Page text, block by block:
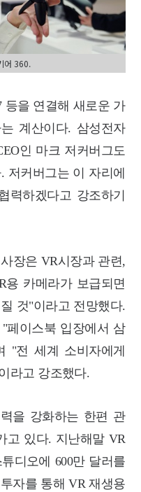
어 360.
등을 연결해 새로운 가
계산이다. 삼성전자
인 마크 저커버그도
저커버그는 이 자리에
력하겠다고 강조하기
장은 VR시장과 관련,
용 카메라가 보급되면
것"이라고 전망했다.
"페이스북 입장에서 삼
"전 세계 소비자에게
라고 강조했다.
을 강화하는 한편 관
고 있다. 지난해말 VR
디오에 600만 달러를
자를 통해 VR 재생용